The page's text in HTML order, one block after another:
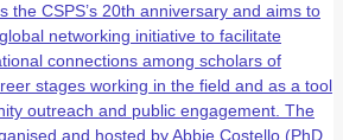
the CSPS’s 20th anniversary and aims to
networking initiative to facilitate
connections among scholars of
stages working in the field and as a tool
outreach and public engagement. The
and hosted by Abbie Costello (PhD